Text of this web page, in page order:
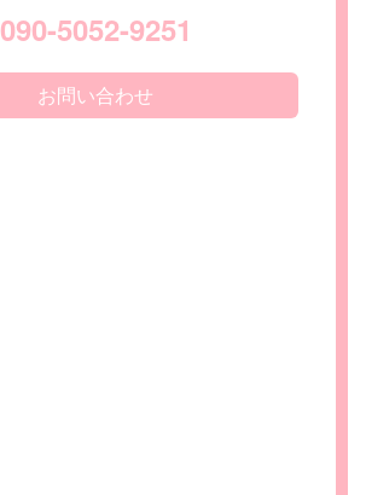
090-5052-9251
お問い合わせ